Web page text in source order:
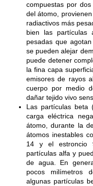
compuestas por
del átomo,
radiactivos más
bien las partículas
pesadas que
se pueden alejar
puede detener
la fina capa
emisores de rayos
cuerpo por medio
dañar tejido vivo
Las partículas beta
carga eléctrica
átomo, durante la
átomos inestables
14 y el estroncio
partículas alfa y
de agua. En
pocos milímetros
algunas partículas